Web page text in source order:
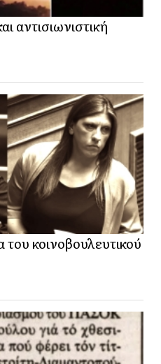
αντισιωνιστική
κοινοβουλευτικού